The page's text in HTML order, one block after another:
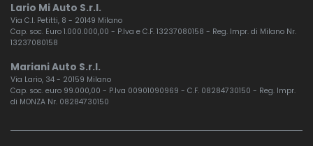
Lario Mi Auto S.r.l.
Via C.I. Petitti, 8 - 20149 Milano
Cap. soc. Euro 1.000.000,00 - P.Iva e C.F. 13237080158 - Reg. Impr. di Milano Nr.
13237080158
Mariani Auto S.r.l.
Via Lario, 34 - 20159 Milano
Cap. soc. euro 99.000,00 - P.Iva 00901090969 - C.F. 08284730150 - Reg. Impr.
di MONZA Nr. 08284730150